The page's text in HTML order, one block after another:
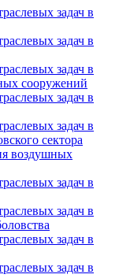
задач в
задач в
задач в
сооружений
задач в
задач в
сектора
воздушных
задач в
задач в
задач в
задач в